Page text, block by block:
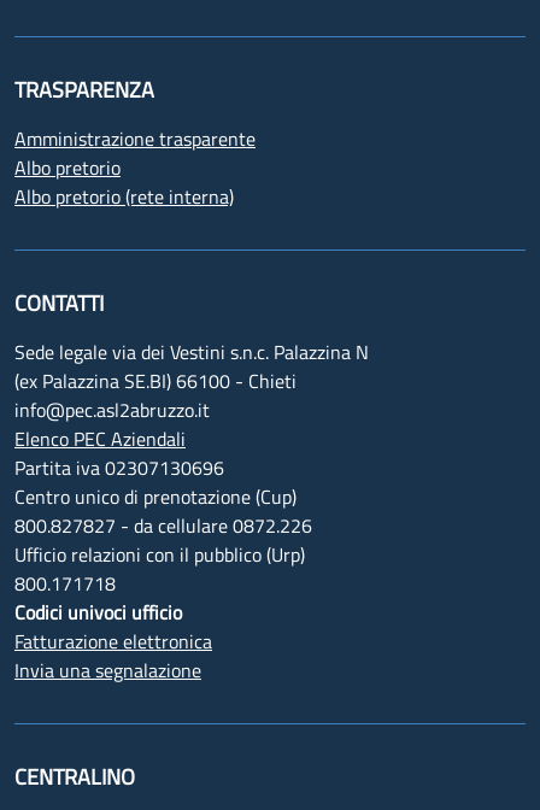
TRASPARENZA
Amministrazione trasparente
Albo pretorio
Albo pretorio (rete interna)
CONTATTI
Sede legale via dei Vestini s.n.c. Palazzina N
(ex Palazzina SE.BI) 66100 - Chieti
info@pec.asl2abruzzo.it
Elenco PEC Aziendali
Partita iva 02307130696
Centro unico di prenotazione (Cup)
800.827827 - da cellulare 0872.226
Ufficio relazioni con il pubblico (Urp)
800.171718
Codici univoci ufficio
Fatturazione elettronica
Invia una segnalazione
CENTRALINO